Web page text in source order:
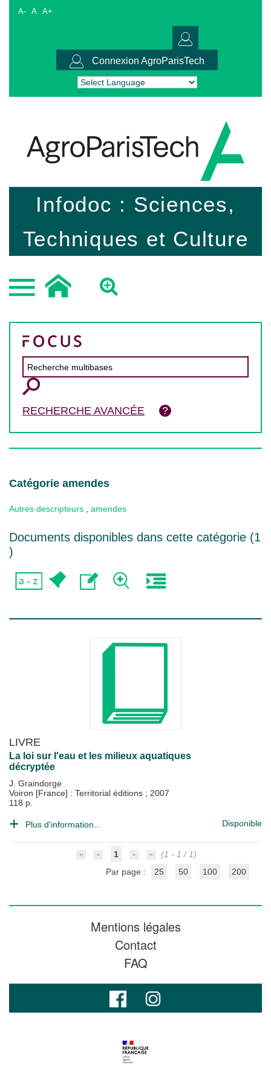
A- A A+
Connexion AgroParisTech
Powered by Translate
Infodoc : Sciences,
Techniques et Culture
RECHERCHE AVANCÉE
Catégorie amendes
Autres descripteurs amendes
Documents disponibles dans cette catégorie (1
)
LIVRE
La loi sur l'eau et les milieux aquatiques
décryptée
J. Graindorge
Voiron [France] : Territorial éditions ; 2007
118 p.
Plus d'information... Disponible
1
(1 - 1 / 1)
Par page :
25 50 100 200
Mentions légales
Contact
FAQ